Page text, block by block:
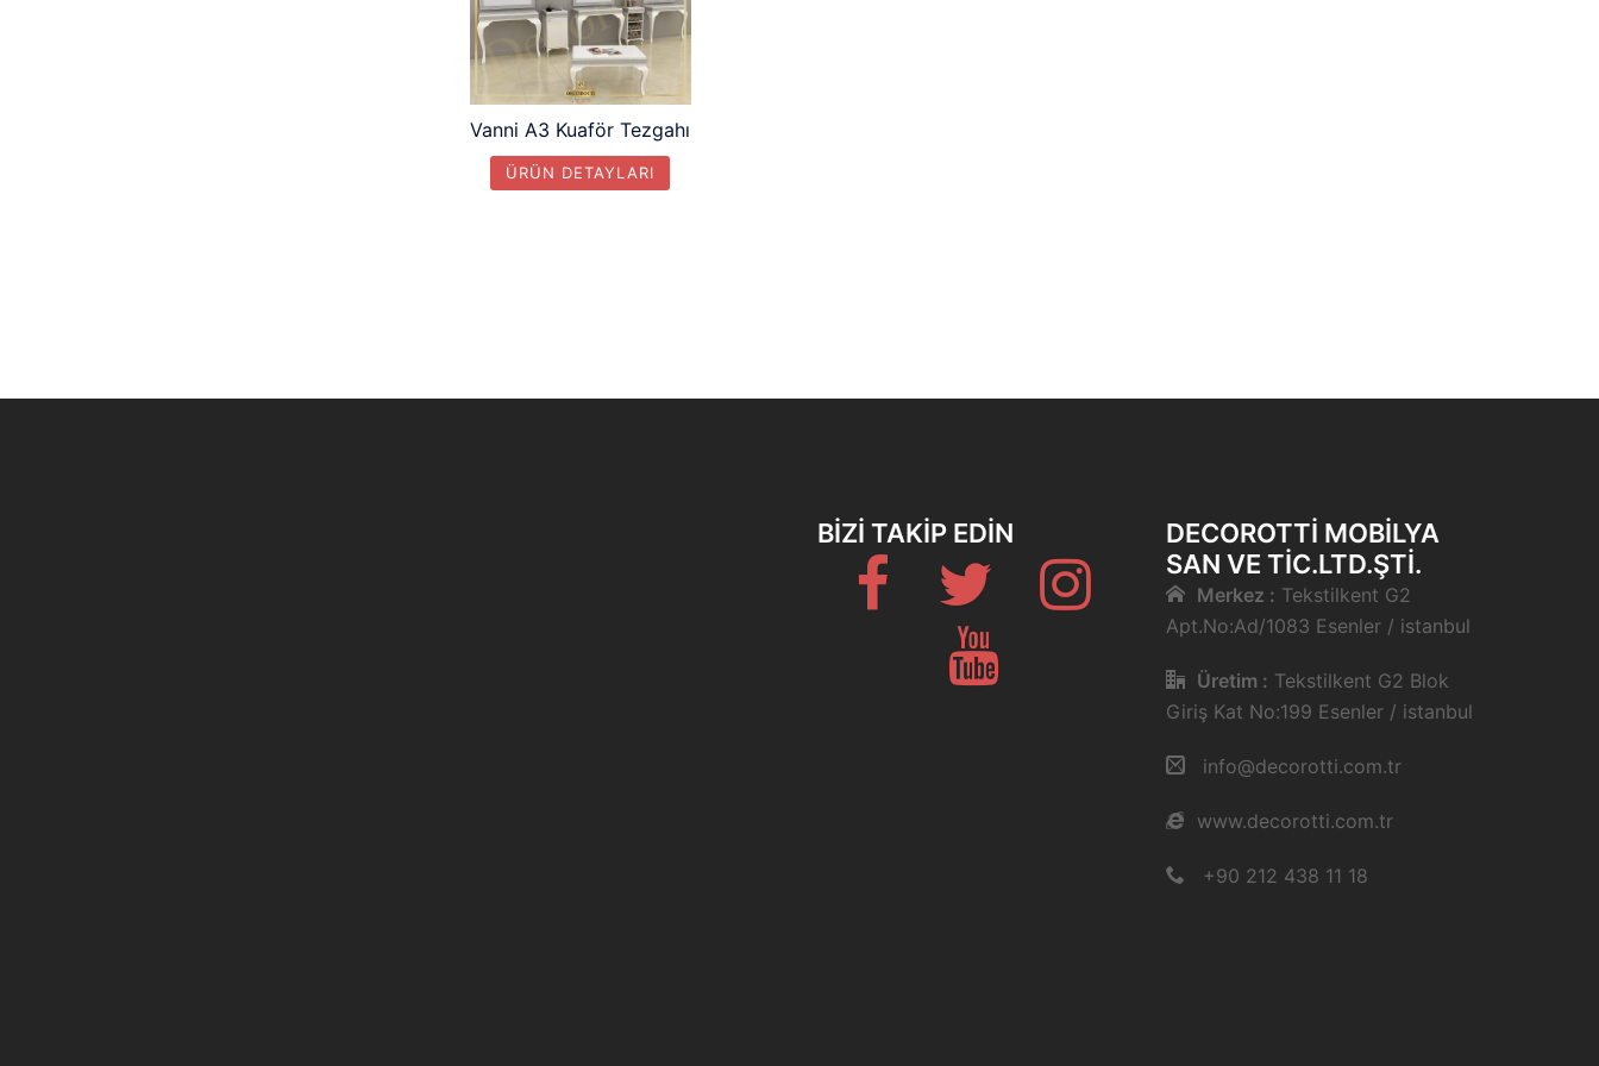
Vanni A3 Kuaför Tezgahı
ÜRÜN DETAYLARI
BIZI TAKIP EDIN
Twitter Instagram
DECOROTTI MOBILYA
SAN VE TIC.LTD.ŞTI.
Merkez : Tekstilkent G2
Apt.No:Ad/1083 Esenler / istanbul
Üretim : Tekstilkent G2 Blok
Giriş Kat No:199 Esenler / istanbul
info@decorotti.com.tr
www.decorotti.com.tr
+90 212 438 11 18